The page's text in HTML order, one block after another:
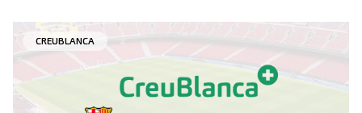
CREUBLANCA